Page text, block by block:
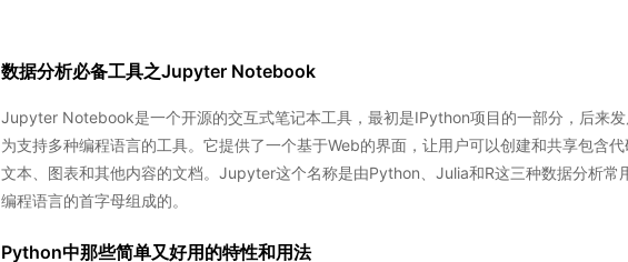
数据分析必备工具之Jupyter Notebook
Jupyter Notebook是一个开源的交互式笔记本工具，最初是IPython项目的一部分，后来
为支持多种编程语言的工具。它提供了一个基于Web的界面，让用户可以创建和共享包含
文本、图表和其他内容的文档。Jupyter这个名称是由Python、Julia和R这三种数据分析常
编程语言的首字母组成的。
Python中那些简单又好用的特性和用法